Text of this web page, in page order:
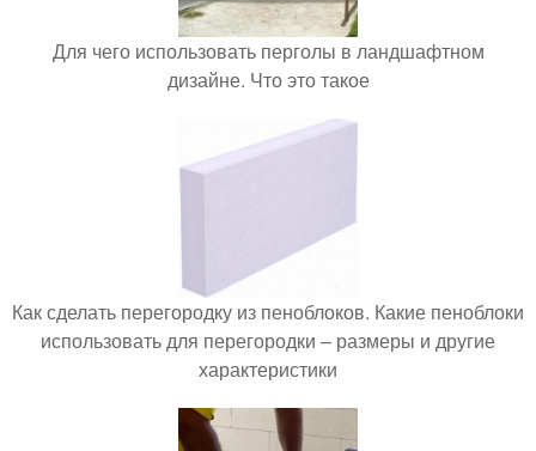
Для чего использовать перголы в ландшафтном
дизайне. Что это такое
Как сделать перегородку из пеноблоков. Какие пеноблоки
использовать для перегородки – размеры и другие
характеристики